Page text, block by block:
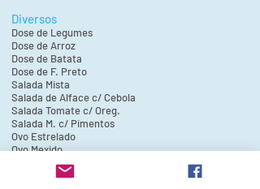
Diversos
Dose de Legumes
Dose de Arroz
Dose de Batata
Dose de F. Preto
Salada Mista
Salada de Alface c/ Cebola
Salada Tomate c/ Oreg.
Salada M. c/ Pimentos
Ovo Estrelado
Ovo Mexido